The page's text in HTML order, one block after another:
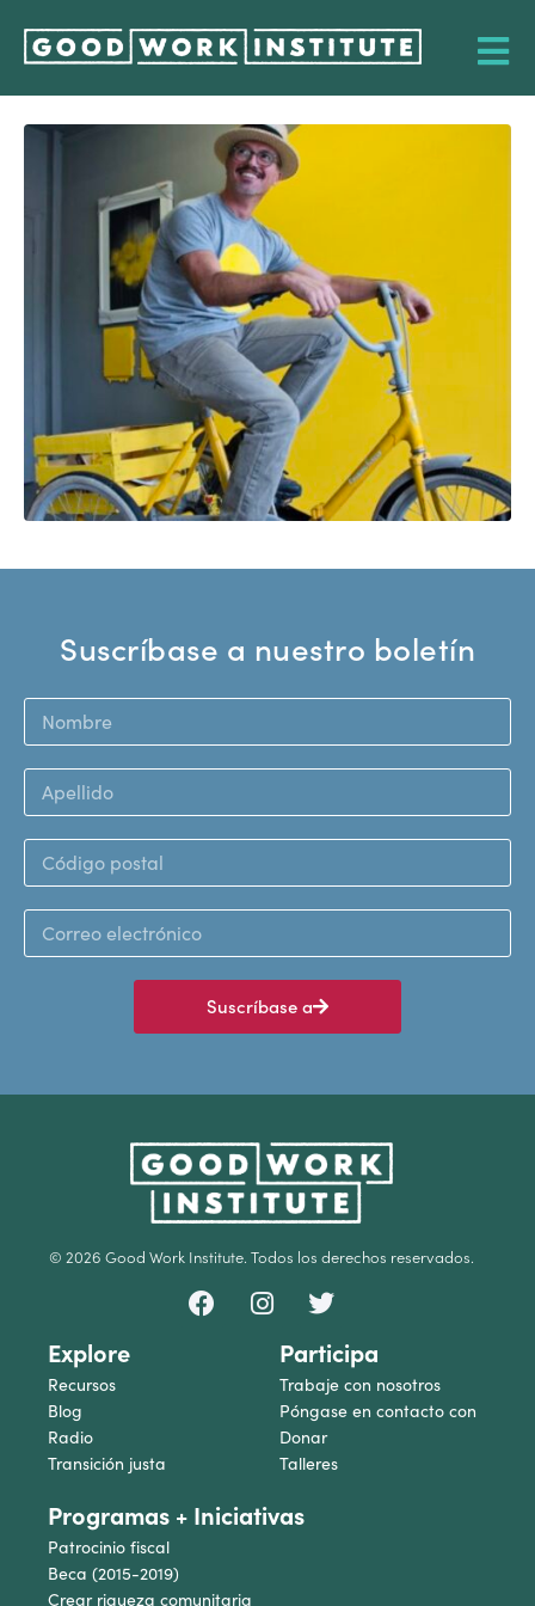
Suscríbase a nuestro boletín
Suscríbase a
© 2026 Good Work Institute. Todos los derechos reservados.
Explore
Recursos
Blog
Radio
Transición justa
Participa
Trabaje con nosotros
Póngase en contacto con
Donar
Talleres
Programas + Iniciativas
Patrocinio fiscal
Beca (2015-2019)
Crear riqueza comunitaria